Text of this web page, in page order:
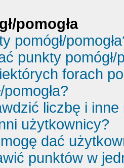
pomogła
pomógł/
punkty pomógł/
forach
liczbę i
użytkownicy?
dać
punktów w